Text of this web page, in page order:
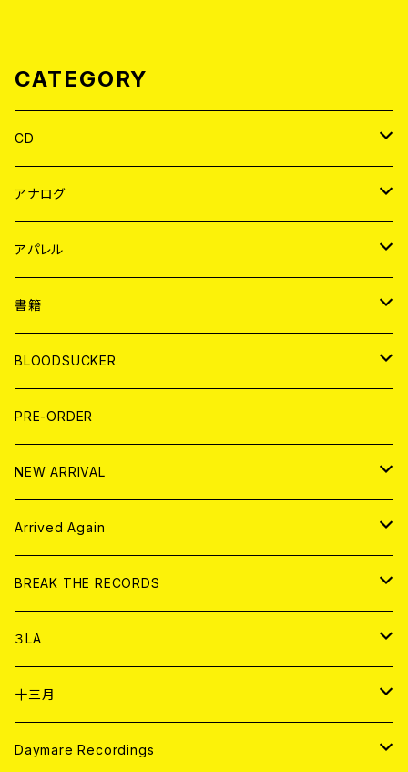
CATEGORY
CD
JAPAN
WORLD
アナログ
JAPAN
７EP
LP
WORLD
7EP
LP
アパレル
JAPAN
T-shirt
HOOD
WORLD
T-shirt
HOOD
書籍
MAGAZINE
BOLLOCKS
EL ZINE
写真集 (PHOTOBOOK)
BLOODSUCKER
CD
アナログ
アパレル
書籍
DIGITAL CONTENTS
PRE-ORDER
NEW ARRIVAL
CD
アナログ
Arrived Again
CD
アナログ
BREAK THE RECORDS
CD
ANALOG
アパレル
３LA
CD
ANALOG
十三月
CD
Daymare Recordings